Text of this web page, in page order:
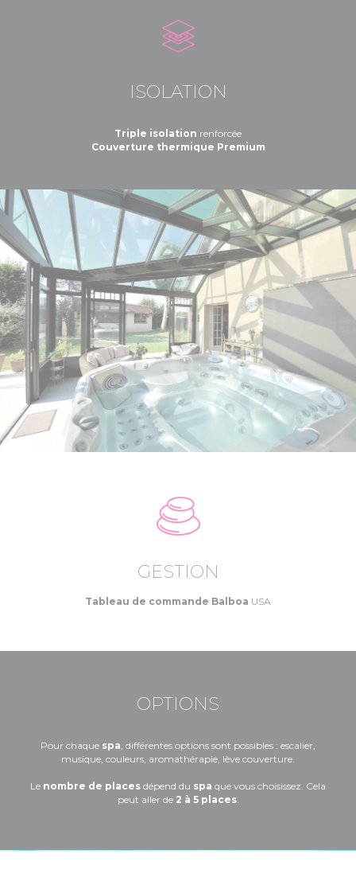
ISOLATION
Triple isolation renforcée
Couverture thermique Premium
GESTION
Tableau de commande Balboa USA
OPTIONS
Pour chaque spa, différentes options sont possibles : escalier,
musique, couleurs, aromathérapie, lève couverture.
Le nombre de places dépend du spa que vous choisissez. Cela
peut aller de 2 à 5 places.